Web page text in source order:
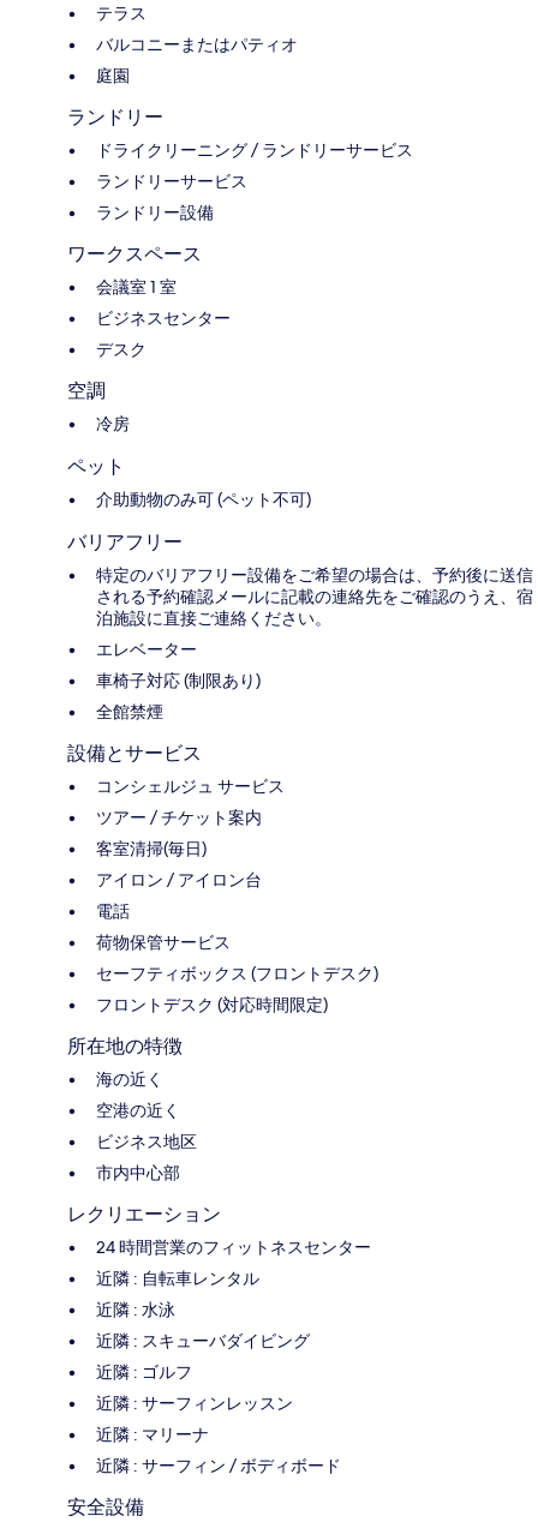
テラス
バルコニーまたはパティオ
庭園
ランドリー
ドライクリーニング / ランドリーサービス
ランドリーサービス
ランドリー設備
ワークスペース
会議室 1 室
ビジネスセンター
デスク
空調
冷房
ペット
介助動物のみ可 (ペット不可)
バリアフリー
特定のバリアフリー設備をご希望の場合は、予約後に送信
される予約確認メールに記載の連絡先をご確認のうえ、宿
泊施設に直接ご連絡ください。
エレベーター
車椅子対応 (制限あり)
全館禁煙
設備とサービス
コンシェルジュ サービス
ツアー / チケット案内
客室清掃(毎日)
アイロン / アイロン台
電話
荷物保管サービス
セーフティボックス (フロントデスク)
フロントデスク (対応時間限定)
所在地の特徴
海の近く
空港の近く
ビジネス地区
市内中心部
レクリエーション
24 時間営業のフィットネスセンター
近隣 : 自転車レンタル
近隣 : 水泳
近隣 : スキューバダイビング
近隣 : ゴルフ
近隣 : サーフィンレッスン
近隣 : マリーナ
近隣 : サーフィン / ボディボード
安全設備